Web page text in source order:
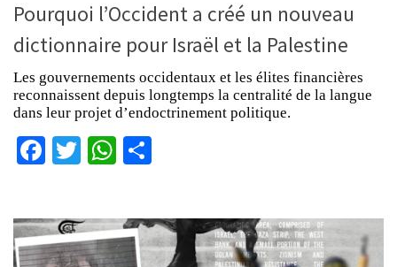
Pourquoi l’Occident a créé un nouveau
dictionnaire pour Israël et la Palestine
Les gouvernements occidentaux et les élites financières
reconnaissent depuis longtemps la centralité de la langue
dans leur projet d’endoctrinement politique.
Facebook
TwitterWhatsApp